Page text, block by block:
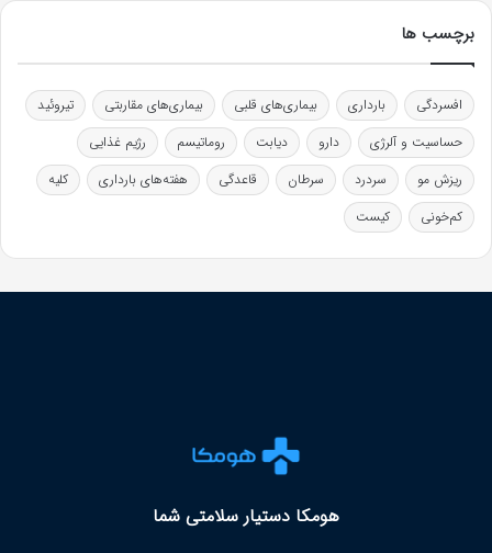
برچسب ها
افسردگی بارداری بیماری‌های قلبی بیماری‌های مقاربتی
تیروئید
حساسیت و آلرژی
دارو دیابت روماتیسم
رژیم غذایی
ریزش مو
سردرد سرطان قاعدگی هفته‌های بارداری
کلیه
کم‌خونی
کیست
هومکا دستیار سلامتی شما